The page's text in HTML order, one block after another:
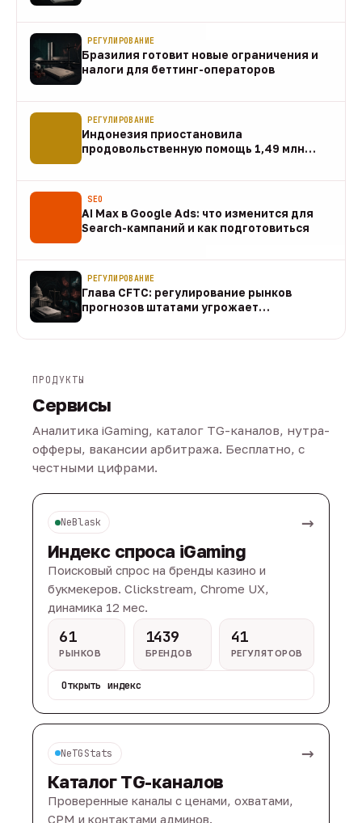
РЕГУЛИРОВАНИЕ
Бразилия готовит новые ограничения и
налоги для беттинг-операторов
РЕГУЛИРОВАНИЕ
Индонезия приостановила
продовольственную помощь 1,49 млн
SEO
AI Max в Google Ads: что изменится для
Search-кампаний и как подготовиться
РЕГУЛИРОВАНИЕ
Глава CFTC: регулирование рынков
прогнозов штатами угрожает
ПРОДУКТЫ
Сервисы
Аналитика iGaming, каталог TG-каналов, нутра-
офферы, вакансии арбитража. Бесплатно, с
честными цифрами.
NeBlask →
Индекс спроса iGaming
Поисковый спрос на бренды казино и
букмекеров. Clickstream, Chrome UX,
динамика 12 мес.
61
РЫНКОВ
1439
БРЕНДОВ
41
РЕГУЛЯТОРОВ
Открыть индекс
NeTGStats →
Каталог TG-каналов
Проверенные каналы с ценами, охватами,
CPM и контактами админов.